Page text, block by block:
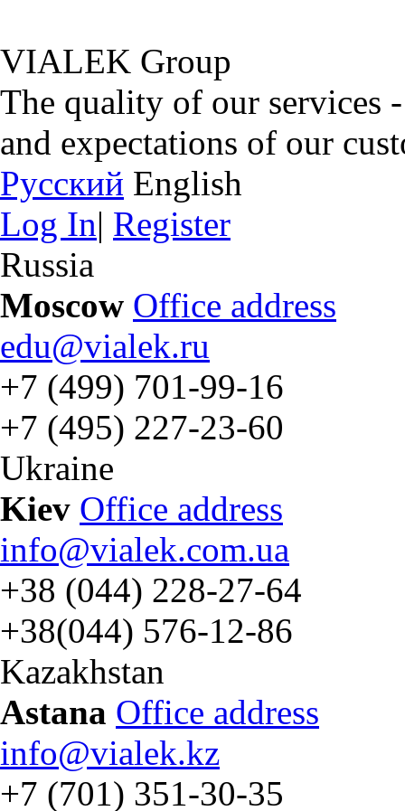
VIALEK Group
The quality of our services
and expectations of our
Русский English
Log In| Register
Russia
Moscow Office address
edu@vialek.ru
+7 (499) 701-99-16
+7 (495) 227-23-60
Ukraine
Kiev Office address
info@vialek.com.ua
+38 (044) 228-27-64
+38(044) 576-12-86
Kazakhstan
Astana Office address
info@vialek.kz
+7 (701) 351-30-35